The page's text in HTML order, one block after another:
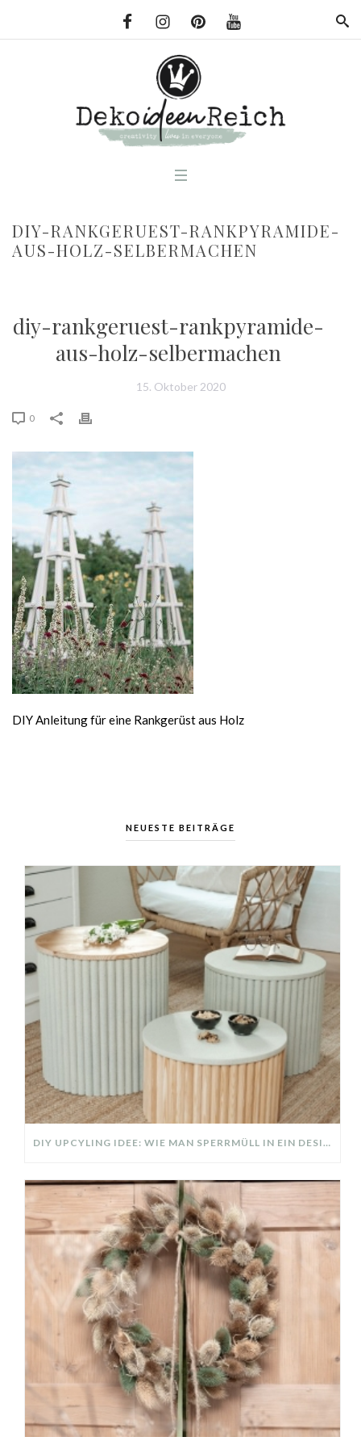
DIY-RANKGERUEST-RANKPYRAMIDE-
AUS-HOLZ-SELBERMACHEN
diy-rankgeruest-rankpyramide-
aus-holz-selbermachen
15. Oktober 2020
0
DIY Anleitung für eine Rankgerüst aus Holz
NEUESTE BEITRÄGE
DIY UPCYLING IDEE: WIE MAN SPERRMÜLL IN EIN DESIGNER TEIL VERWANDELT